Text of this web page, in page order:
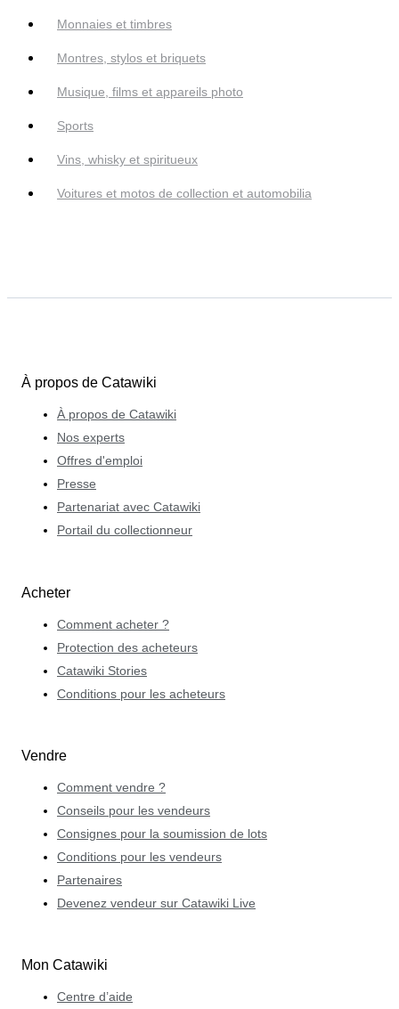
Monnaies et timbres
Montres, stylos et briquets
Musique, films et appareils photo
Sports
Vins, whisky et spiritueux
Voitures et motos de collection et automobilia
À propos de Catawiki
À propos de Catawiki
Nos experts
Offres d'emploi
Presse
Partenariat avec Catawiki
Portail du collectionneur
Acheter
Comment acheter ?
Protection des acheteurs
Catawiki Stories
Conditions pour les acheteurs
Vendre
Comment vendre ?
Conseils pour les vendeurs
Consignes pour la soumission de lots
Conditions pour les vendeurs
Partenaires
Devenez vendeur sur Catawiki Live
Mon Catawiki
Centre d’aide